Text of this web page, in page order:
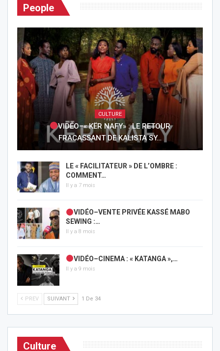
People
CULTURE
VIDÉO–« KËR NAFY» : LE RETOUR
FRACASSANT DE KALISTA SY…
LE « FACILITATEUR » DE L’OMBRE :
COMMENT…
Il y a 7 mois
VIDÉO–VENTE PRIVÉE KASSÉ MABO
SEWING :…
Il y a 8 mois
VIDÉO–CINEMA : « KATANGA »,…
Il y a 9 mois
PREV SUIVANT 1 De 34
Culture